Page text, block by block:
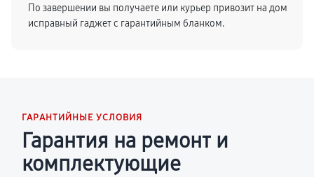
По завершении вы получаете или курьер привозит на дом
исправный гаджет с гарантийным бланком.
ГАРАНТИЙНЫЕ УСЛОВИЯ
Гарантия на ремонт и
комплектующие